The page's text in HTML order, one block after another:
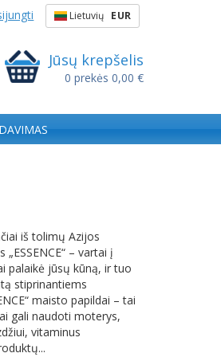
Lietuvių EUR
Jūsų krepšelis
0 prekės 0,00 €
iš tolimų Azijos
– vartai į
palaikė jūsų kūną, ir tuo
stiprinantiems
maisto papildai – tai
gali naudoti moterys,
vitaminus